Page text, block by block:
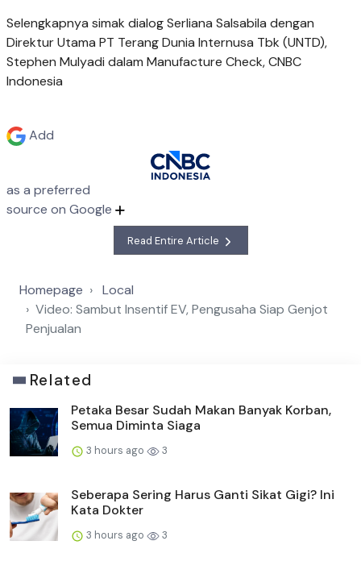
Selengkapnya simak dialog Serliana Salsabila dengan
Direktur Utama PT Terang Dunia Internusa Tbk (UNTD),
Stephen Mulyadi dalam Manufacture Check, CNBC
Indonesia
Add
as a preferred
source on Google
Read Entire Article
Homepage
Local
Video: Sambut Insentif EV, Pengusaha Siap Genjot
Penjualan
Related
Petaka Besar Sudah Makan Banyak Korban,
Semua Diminta Siaga
3 hours ago 3
Seberapa Sering Harus Ganti Sikat Gigi? Ini
Kata Dokter
3 hours ago 3